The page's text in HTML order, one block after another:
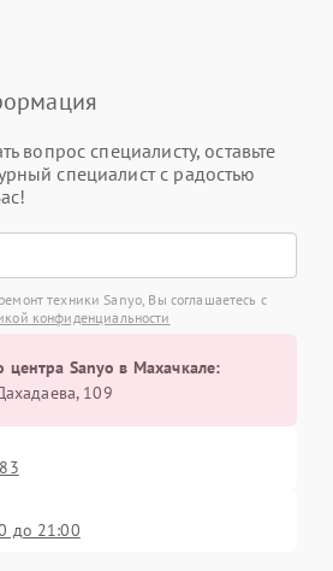
вопрос специалисту, оставьте
специалист с радостью
техники Sanyo, Вы соглашаетесь с
конфиденциальности
центра Sanyo в Махачкале:
109
до 21:00